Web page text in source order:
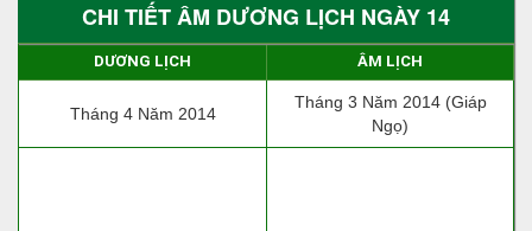
CHI TIẾT ÂM DƯƠNG LỊCH NGÀY 14
DƯƠNG LỊCH ÂM LỊCH
Tháng 4 Năm 2014
Tháng 3 Năm 2014 (Giáp
Ngọ)